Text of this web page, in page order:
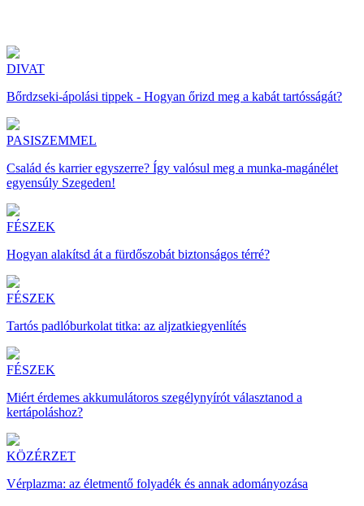
DIVAT
Bőrdzseki-ápolási tippek - Hogyan őrizd meg a kabát tartósságát?
PASISZEMMEL
Család és karrier egyszerre? Így valósul meg a munka-magánélet
egyensúly Szegeden!
FÉSZEK
Hogyan alakítsd át a fürdőszobát biztonságos térré?
FÉSZEK
Tartós padlóburkolat titka: az aljzatkiegyenlítés
FÉSZEK
Miért érdemes akkumulátoros szegélynyírót választanod a
kertápoláshoz?
KÖZÉRZET
Vérplazma: az életmentő folyadék és annak adományozása